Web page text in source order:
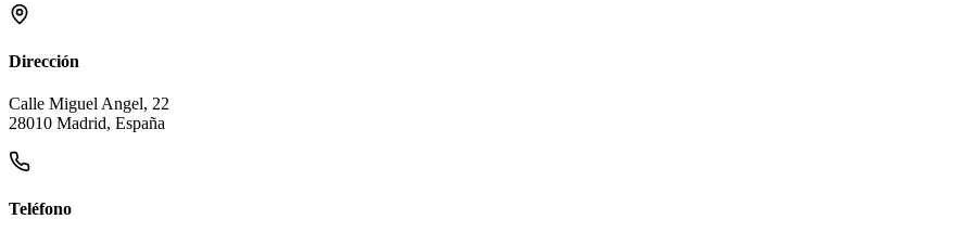
Dirección
Calle Miguel Angel, 22
28010 Madrid, España
Teléfono